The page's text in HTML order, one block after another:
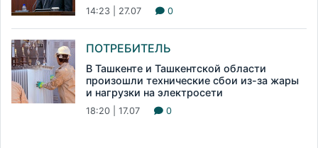
14:23 | 27.07 0
ПОТРЕБИТЕЛЬ
В Ташкенте и Ташкентской области
произошли технические сбои из-за жары
и нагрузки на электросети
18:20 | 17.07 0